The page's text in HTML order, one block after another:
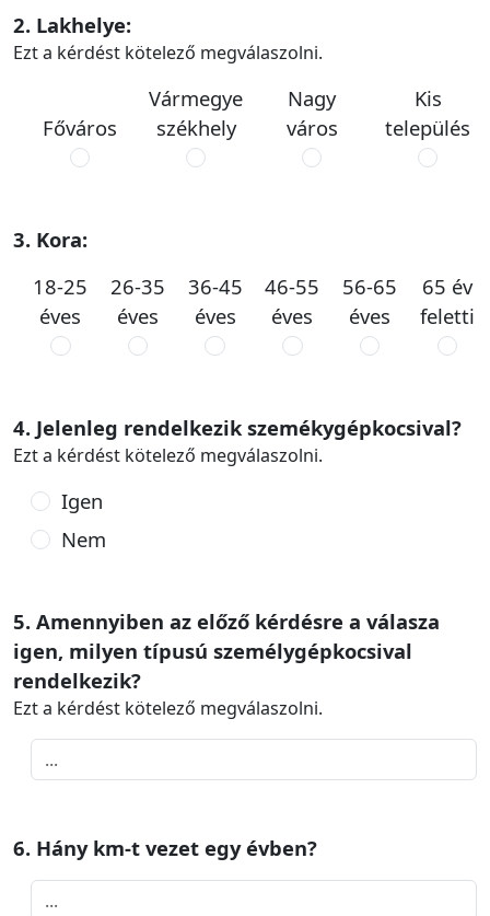
2. Lakhelye:
Ezt a kérdést kötelező megválaszolni.
Főváros
Vármegye
székhely
Nagy
város
Kis
település
3. Kora:
18-25
éves
26-35
éves
36-45
éves
46-55
éves
56-65
éves
65 év
feletti
4. Jelenleg rendelkezik szemékygépkocsival?
Ezt a kérdést kötelező megválaszolni.
Igen
Nem
5. Amennyiben az előző kérdésre a válasza
igen, milyen típusú személygépkocsival
rendelkezik?
Ezt a kérdést kötelező megválaszolni.
6. Hány km-t vezet egy évben?